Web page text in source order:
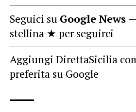
Seguici su Google News
stellina ★ per seguirci
Aggiungi DirettaSicilia
preferita su Google